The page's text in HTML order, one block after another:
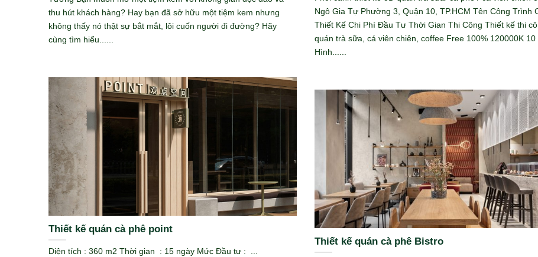
thu hút khách hàng? Hay bạn đã sở hữu một tiệm kem nhưng
không thấy nó thật sự bắt mắt, lôi cuốn người đi đường? Hãy
cùng tìm hiểu......
Ngô Gia Tự Phường 3, Quận 10, TP.HCM Tên Công Trình
Thiết Kế Chi Phí Đầu Tư Thời Gian Thi Công Thiết kế thi
quán trà sữa, cá viên chiên, coffee Free 100% 120000K 10
Hình......
Thiết kế quán cà phê point
Diện tích : 360 m2 Thời gian : 15 ngày Mức Đầu tư : ...
Thiết kế quán cà phê Bistro